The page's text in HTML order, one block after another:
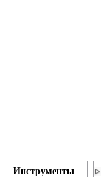
Инструменты